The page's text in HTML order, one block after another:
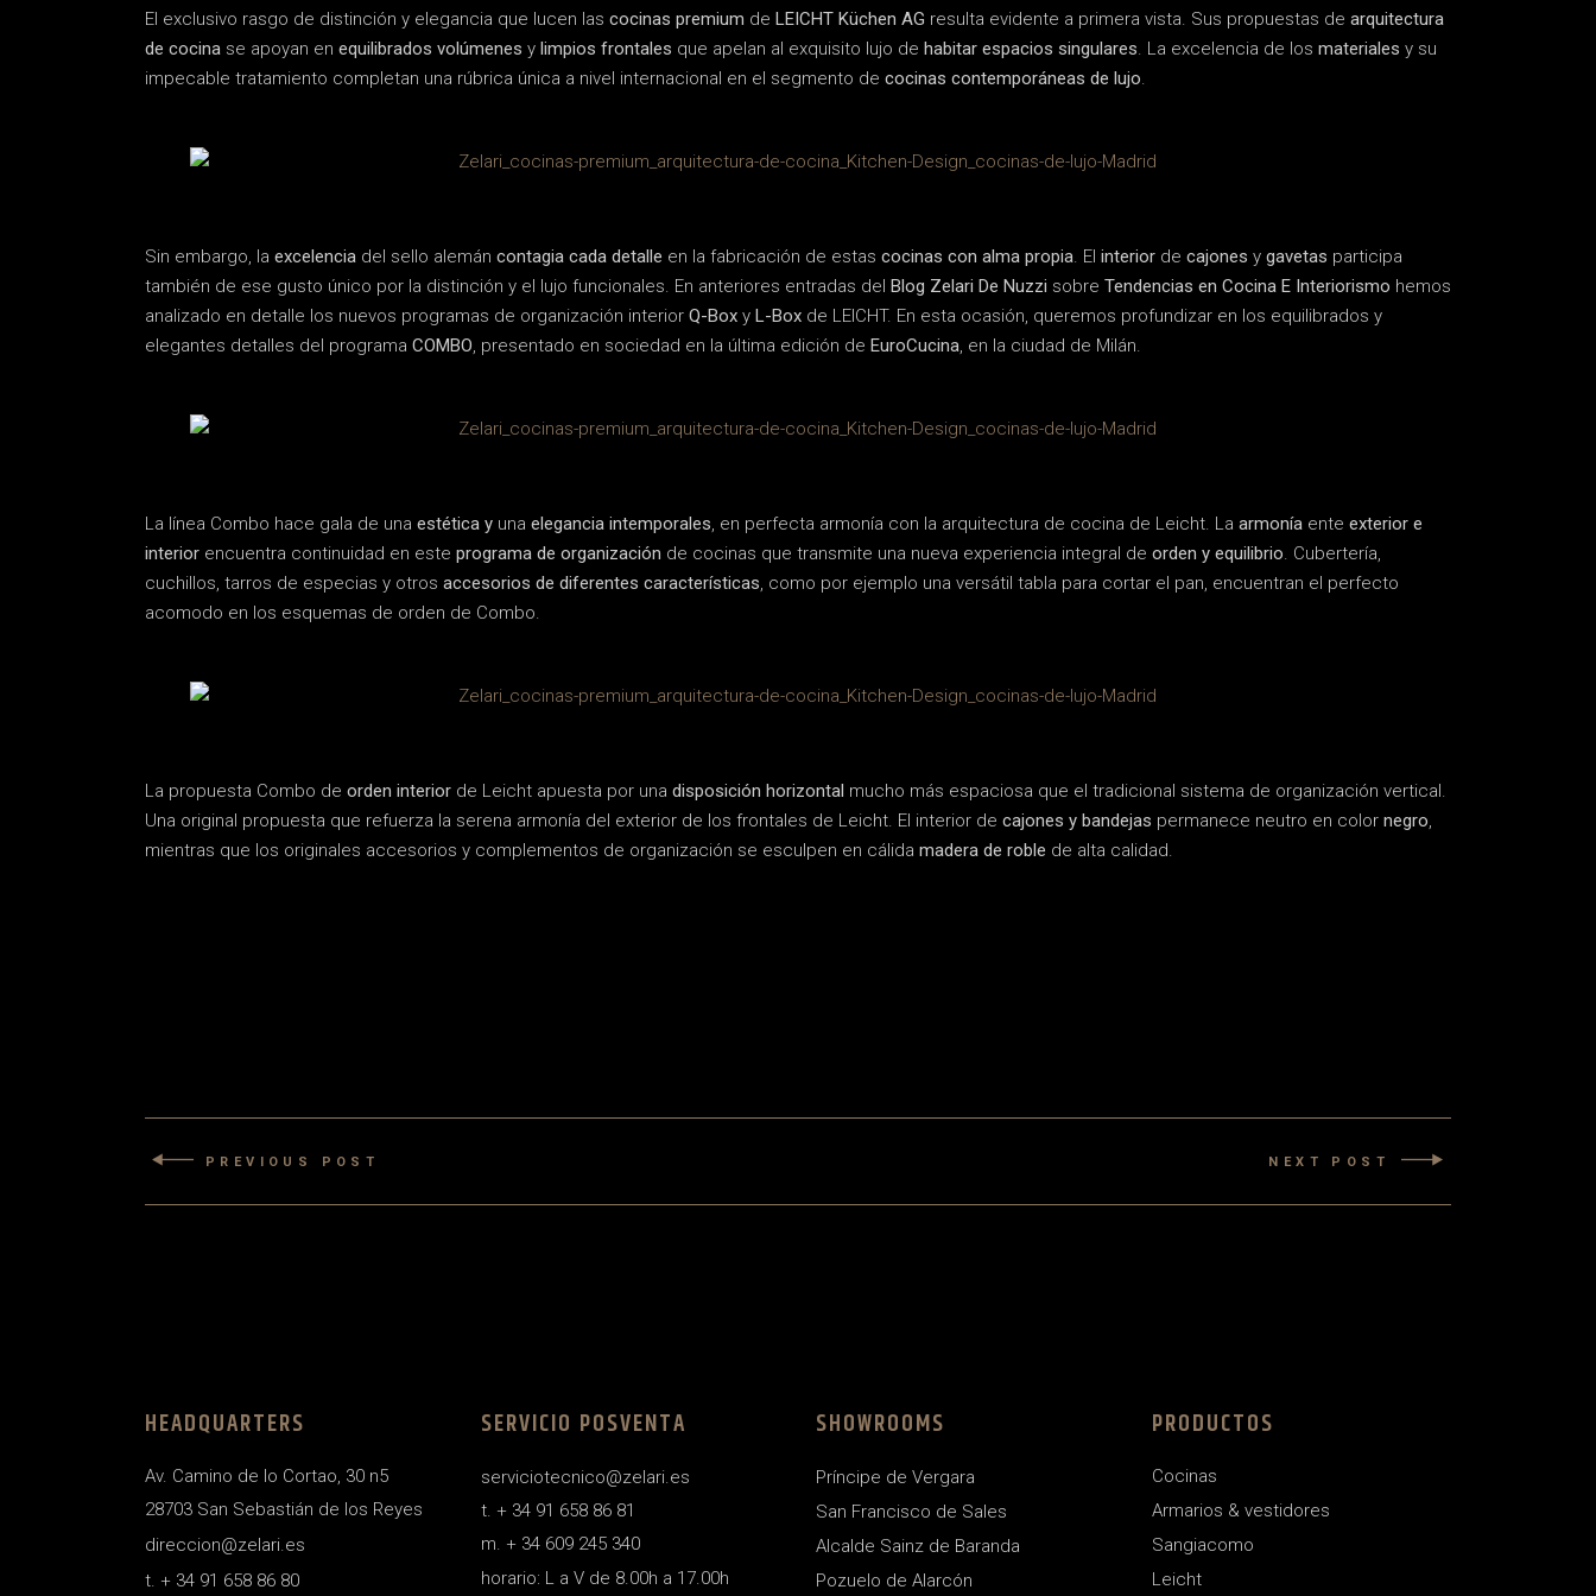
El exclusivo rasgo de distinción y elegancia que lucen las cocinas premium de LEICHT Küchen AG resulta evidente a primera vista. Sus propuestas de arquitectura
de cocina se apoyan en equilibrados volúmenes y limpios frontales que apelan al exquisito lujo de habitar espacios singulares. La excelencia de los materiales y su
impecable tratamiento completan una rúbrica única a nivel internacional en el segmento de cocinas contemporáneas de lujo.
Sin embargo, la excelencia del sello alemán contagia cada detalle en la fabricación de estas cocinas con alma propia. El interior de cajones y gavetas participa
también de ese gusto único por la distinción y el lujo funcionales. En anteriores entradas del Blog Zelari De Nuzzi sobre Tendencias en Cocina E Interiorismo hemos
analizado en detalle los nuevos programas de organización interior Q-Box y L-Box de LEICHT. En esta ocasión, queremos profundizar en los equilibrados y
elegantes detalles del programa COMBO, presentado en sociedad en la última edición de EuroCucina, en la ciudad de Milán.
La línea Combo hace gala de una estética y una elegancia intemporales, en perfecta armonía con la arquitectura de cocina de Leicht. La armonía ente exterior e
interior encuentra continuidad en este programa de organización de cocinas que transmite una nueva experiencia integral de orden y equilibrio. Cubertería,
cuchillos, tarros de especias y otros accesorios de diferentes características, como por ejemplo una versátil tabla para cortar el pan, encuentran el perfecto
acomodo en los esquemas de orden de Combo.
La propuesta Combo de orden interior de Leicht apuesta por una disposición horizontal mucho más espaciosa que el tradicional sistema de organización vertical.
Una original propuesta que refuerza la serena armonía del exterior de los frontales de Leicht. El interior de cajones y bandejas permanece neutro en color negro,
mientras que los originales accesorios y complementos de organización se esculpen en cálida madera de roble de alta calidad.
PREVIOUS POST NEXT POST
HEADQUARTERS
Av. Camino de lo Cortao, 30 n5
28703 San Sebastián de los Reyes
direccion@zelari.es
t. + 34 91 658 86 80
SERVICIO POSVENTA
serviciotecnico@zelari.es
t. + 34 91 658 86 81
m. + 34 609 245 340
horario: L a V de 8.00h a 17.00h
SHOWROOMS
Príncipe de Vergara
San Francisco de Sales
Alcalde Sainz de Baranda
Pozuelo de Alarcón
PRODUCTOS
Cocinas
Armarios & vestidores
Sangiacomo
Leicht